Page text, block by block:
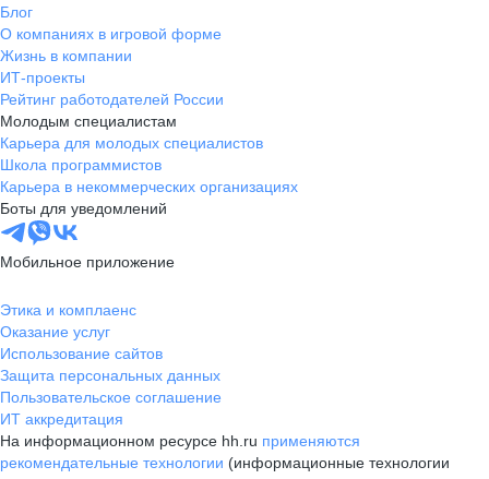
Блог
О компаниях в игровой форме
Жизнь в компании
ИТ-проекты
Рейтинг работодателей России
Молодым специалистам
Карьера для молодых специалистов
Школа программистов
Карьера в некоммерческих организациях
Боты для уведомлений
Мобильное приложение
Этика и комплаенс
Оказание услуг
Использование сайтов
Защита персональных данных
Пользовательское соглашение
ИТ аккредитация
На информационном ресурсе hh.ru применяются
рекомендательные технологии (информационные технологии